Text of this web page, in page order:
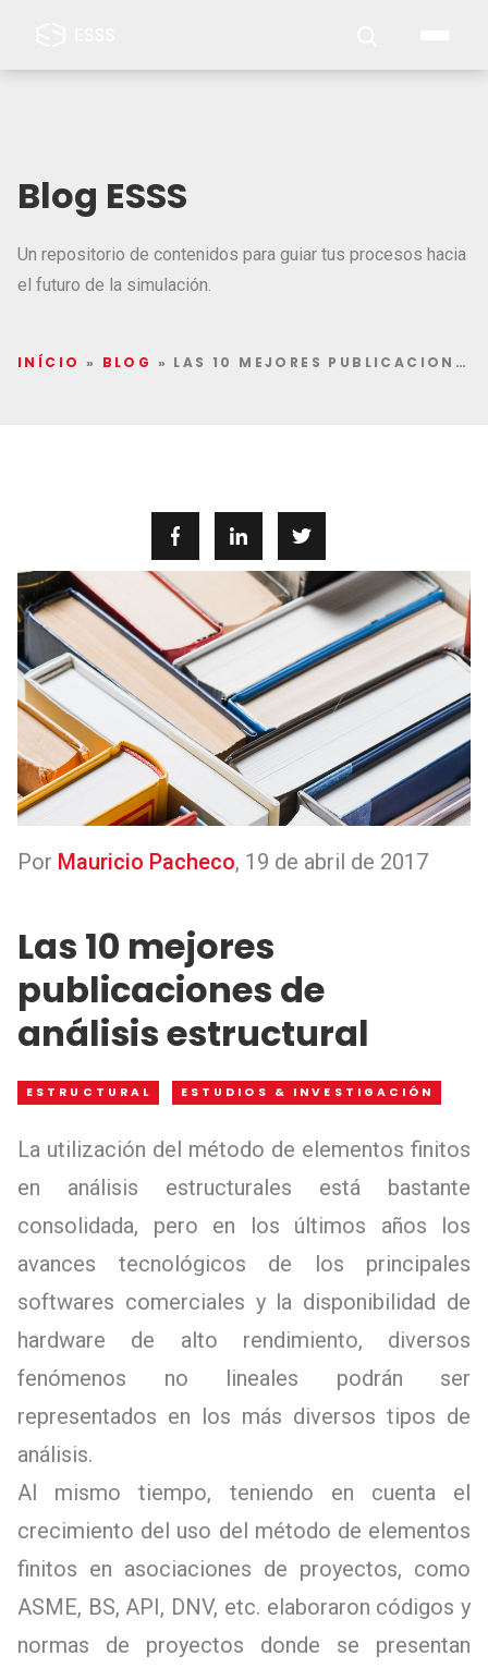
Blog ESSS
Un repositorio de contenidos para guiar tus procesos hacia
el futuro de la simulación.
INÍCIO » BLOG » LAS 10 MEJORES PUBLICACIONES DE ANÁLISIS ESTRUCTURAL
Por Mauricio Pacheco, 19 de abril de 2017
Las 10 mejores
publicaciones de
análisis estructural
ESTRUCTURAL ESTUDIOS & INVESTIGACIÓN
La utilización del método de elementos finitos
en análisis estructurales está bastante
consolidada, pero en los últimos años los
avances tecnológicos de los principales
softwares comerciales y la disponibilidad de
hardware de alto rendimiento, diversos
fenómenos no lineales podrán ser
representados en los más diversos tipos de
análisis.
Al mismo tiempo, teniendo en cuenta el
crecimiento del uso del método de elementos
finitos en asociaciones de proyectos, como
ASME, BS, API, DNV, etc. elaboraron códigos y
normas de proyectos donde se presentan